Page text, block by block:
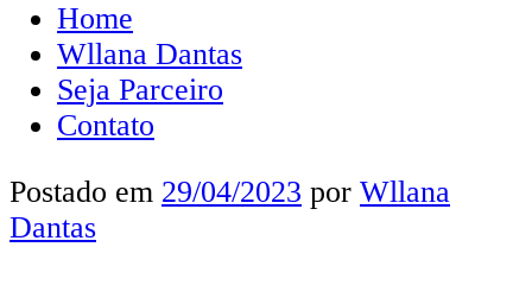
Home
Wllana Dantas
Seja Parceiro
Contato
Postado em 29/04/2023 por Wllana
Dantas